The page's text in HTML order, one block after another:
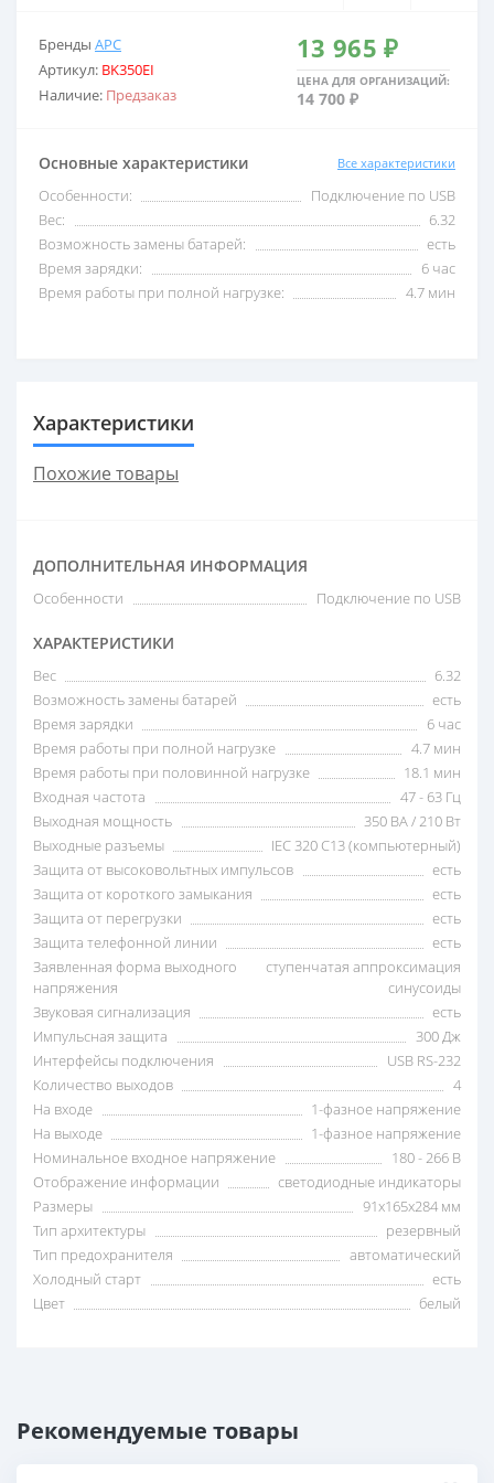
2,5 кВА
6 кВА
С USB
Со встроенными акб
Бренды APC
Артикул: BK350EI
Наличие: Предзаказ
13 965 ₽
ЦЕНА ДЛЯ ОРГАНИЗАЦИЙ:
14 700 ₽
Основные характеристики Все характеристики
Особенности:
Подключение по USB
Вес:
6.32
Возможность замены батарей:
есть
Время зарядки:
6 час
Время работы при полной нагрузке:
4.7 мин
Характеристики
Похожие товары
ДОПОЛНИТЕЛЬНАЯ ИНФОРМАЦИЯ
Особенности Подключение по USB
ХАРАКТЕРИСТИКИ
Вес
6.32
Возможность замены батарей
есть
Время зарядки
6 час
Время работы при полной нагрузке
4.7 мин
Время работы при половинной нагрузке
18.1 мин
Входная частота
47 - 63 Гц
Выходная мощность
350 ВА / 210 Вт
Выходные разъемы
IEC 320 C13 (компьютерный)
Защита от высоковольтных импульсов
есть
Защита от короткого замыкания
есть
Защита от перегрузки
есть
Защита телефонной линии
есть
Заявленная форма выходного
напряжения
ступенчатая аппроксимация
синусоиды
Звуковая сигнализация
есть
Импульсная защита
300 Дж
Интерфейсы подключения
USB RS-232
Количество выходов
4
На входе
1-фазное напряжение
На выходе
1-фазное напряжение
Номинальное входное напряжение
180 - 266 В
Отображение информации
светодиодные индикаторы
Размеры
91x165x284 мм
Тип архитектуры
резервный
Тип предохранителя
автоматический
Холодный старт
есть
Цвет
белый
Рекомендуемые товары